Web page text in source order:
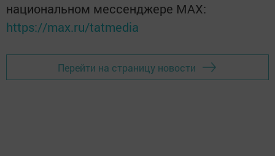
национальном мессенджере MАХ:
https://max.ru/tatmedia
Перейти на страницу новости